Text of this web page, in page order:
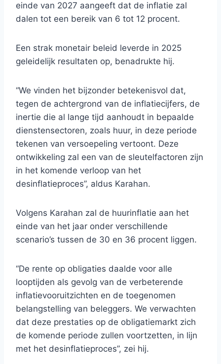
einde van 2027 aangeeft dat de inflatie zal
dalen tot een bereik van 6 tot 12 procent.
Een strak monetair beleid leverde in 2025
geleidelijk resultaten op, benadrukte hij.
“We vinden het bijzonder betekenisvol dat,
tegen de achtergrond van de inflatiecijfers, de
inertie die al lange tijd aanhoudt in bepaalde
dienstensectoren, zoals huur, in deze periode
tekenen van versoepeling vertoont. Deze
ontwikkeling zal een van de sleutelfactoren zijn
in het komende verloop van het
desinflatieproces”, aldus Karahan.
Volgens Karahan zal de huurinflatie aan het
einde van het jaar onder verschillende
scenario’s tussen de 30 en 36 procent liggen.
“De rente op obligaties daalde voor alle
looptijden als gevolg van de verbeterende
inflatievooruitzichten en de toegenomen
belangstelling van beleggers. We verwachten
dat deze prestaties op de obligatiemarkt zich
de komende periode zullen voortzetten, in lijn
met het desinflatieproces”, zei hij.